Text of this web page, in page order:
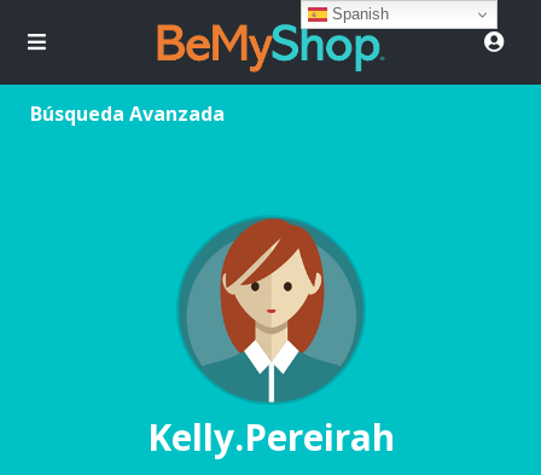
Búsqueda Avanzada
Kelly.Pereirah
Spanish